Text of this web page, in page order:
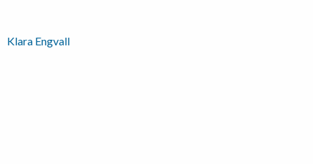
Inläggsnavigering
Klara Engvall